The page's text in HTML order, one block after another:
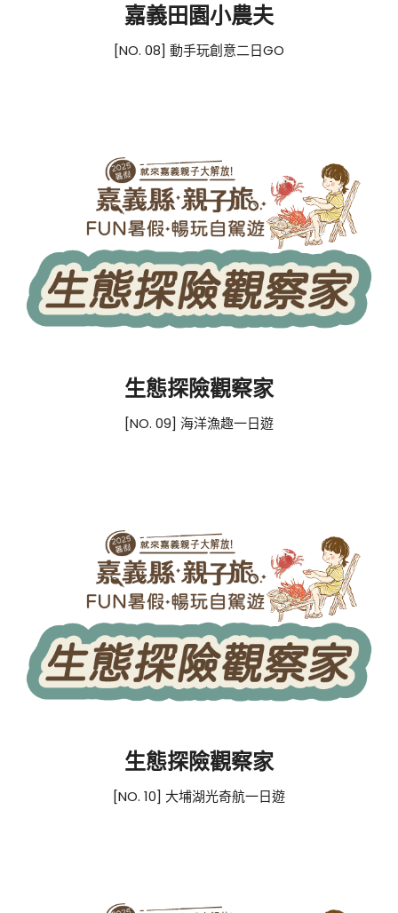
嘉義田園小農夫
[NO. 08] 動手玩創意二日GO
生態探險觀察家
[NO. 09] 海洋漁趣一日遊
生態探險觀察家
[NO. 10] 大埔湖光奇航一日遊